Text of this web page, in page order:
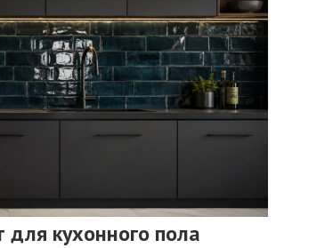
кухонного пола